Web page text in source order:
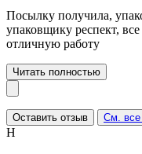
Посылку получила,
упаковщику респект,
отличную работу
Читать полностью
Оставить отзыв См. все
Н